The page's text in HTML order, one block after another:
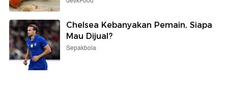
Chelsea Kebanyakan Pemain, Siapa
Mau Dijual?
Sepakbola